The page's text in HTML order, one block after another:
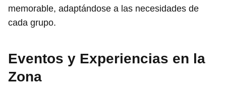
memorable, adaptándose a las necesidades de
cada grupo.
Eventos y Experiencias en la
Zona